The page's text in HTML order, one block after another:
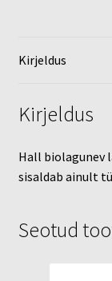
Kirjeldus
Kirjeldus
Hall biolagunev
sisaldab ainult
Seotud